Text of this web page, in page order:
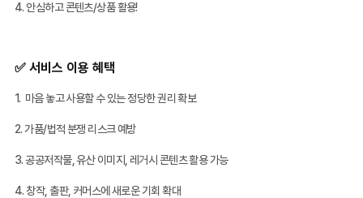
4. 안심하고 콘텐츠/상품 활용!
✅ 서비스 이용 혜택
1. 마음 놓고 사용할 수 있는 정당한 권리 확보
2. 가품/법적 분쟁 리스크 예방
3. 공공저작물, 유산 이미지, 레거시 콘텐츠 활용 가능
4. 창작, 출판, 커머스에 새로운 기회 확대